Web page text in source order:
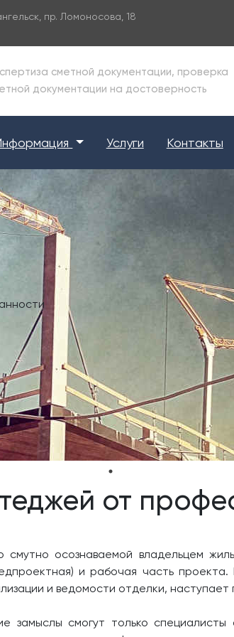
пр. Ломоносова, 18
сметной документации, проверка
документации на достоверность
Услуги Контакты
от
осознаваемой владельцем
и рабочая часть
и ведомости отделки, наступает
замыслы смогут только